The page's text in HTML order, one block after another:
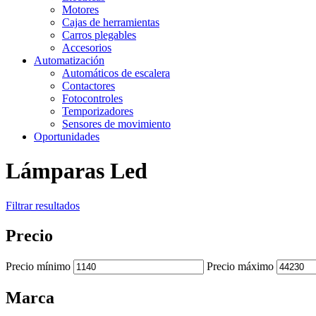
Motores
Cajas de herramientas
Carros plegables
Accesorios
Automatización
Automáticos de escalera
Contactores
Fotocontroles
Temporizadores
Sensores de movimiento
Oportunidades
Lámparas Led
Filtrar resultados
Precio
Precio mínimo Precio máximo
Marca